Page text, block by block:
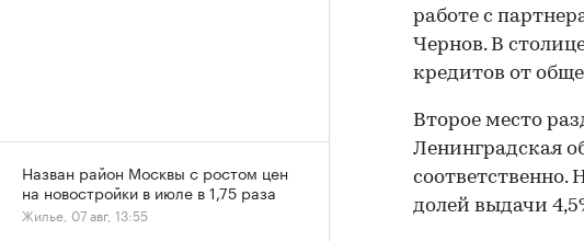
работе с
Чернов. В
кредитов от
Второе место
Ленинградская
соответственно.
долей выдачи
Назван район Москвы с ростом цен
на новостройки в июле в 1,75 раза
Жилье, 07 авг, 13:55